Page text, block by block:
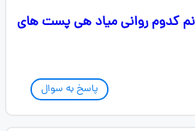
کدوم روانی میاد هی پست های
پاسخ به سوال